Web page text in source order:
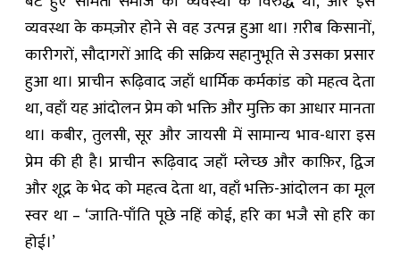
व्यवस्था के कमज़ोर होने से वह उत्पन्न हुआ था। ग़रीब किसानों,
कारीगरों, सौदागरों आदि की सक्रिय सहानुभूति से उसका प्रसार
हुआ था। प्राचीन रूढ़िवाद जहाँ धार्मिक कर्मकांड को महत्व देता
था, वहाँ यह आंदोलन प्रेम को भक्ति और मुक्ति का आधार मानता
था। कबीर, तुलसी, सूर और जायसी में सामान्य भाव-धारा इस
प्रेम की ही है। प्राचीन रूढ़िवाद जहाँ म्लेच्छ और काफ़िर, द्विज
और शूद्र के भेद को महत्व देता था, वहाँ भक्ति-आंदोलन का मूल
स्वर था – ‘जाति-पाँति पूछे नहिं कोई, हरि का भजै सो हरि का
होई।’